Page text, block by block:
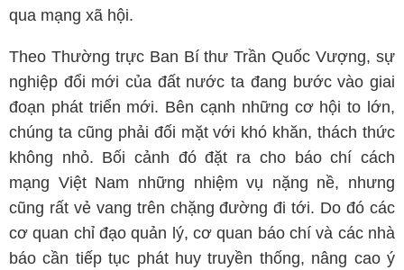
qua mạng xã hội.
Theo Thường trực Ban Bí thư Trần Quốc Vượng, sự
nghiệp đổi mới của đất nước ta đang bước vào giai
đoạn phát triển mới. Bên cạnh những cơ hội to lớn,
chúng ta cũng phải đối mặt với khó khăn, thách thức
không nhỏ. Bối cảnh đó đặt ra cho báo chí cách
mạng Việt Nam những nhiệm vụ nặng nề, nhưng
cũng rất vẻ vang trên chặng đường đi tới. Do đó các
cơ quan chỉ đạo quản lý, cơ quan báo chí và các nhà
báo cần tiếp tục phát huy truyền thống, nâng cao ý